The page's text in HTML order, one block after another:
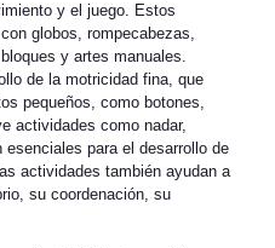
y el juego. Estos
globos, rompecabezas,
y artes manuales.
de la motricidad fina, que
pequeños, como botones,
actividades como nadar,
para el desarrollo de
actividades también ayudan a
su coordenación, su